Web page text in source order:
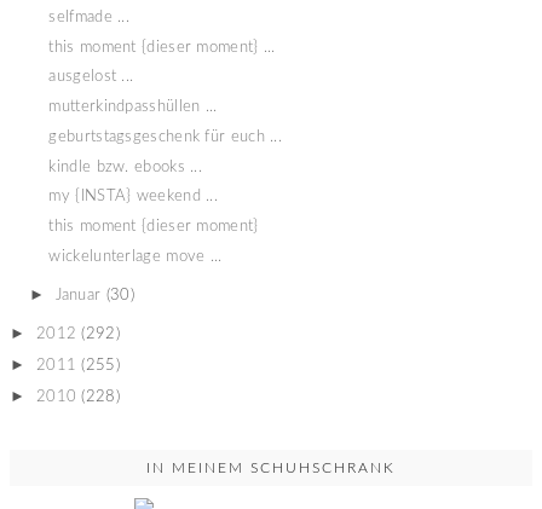
selfmade ...
this moment {dieser moment} ...
ausgelost ...
mutterkindpasshüllen ...
geburtstagsgeschenk für euch ...
kindle bzw. ebooks ...
my {INSTA} weekend ...
this moment {dieser moment}
wickelunterlage move ...
► Januar (30)
► 2012 (292)
► 2011 (255)
► 2010 (228)
IN MEINEM SCHUHSCHRANK